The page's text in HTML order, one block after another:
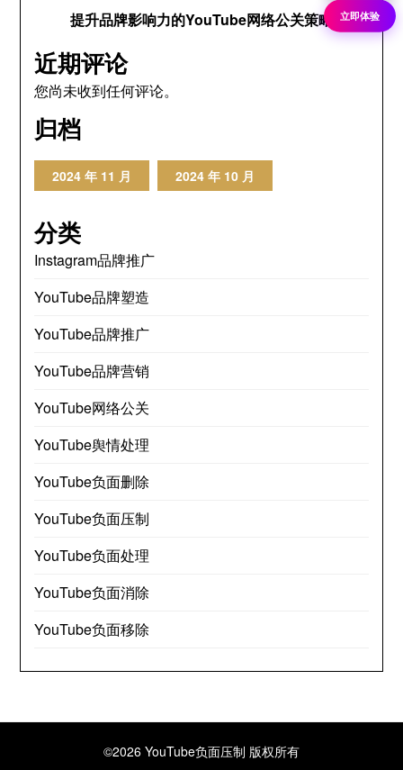
提升品牌影响力的YouTube网络公关策略
近期评论
您尚未收到任何评论。
归档
2024 年 11 月 2024 年 10 月
分类
Instagram品牌推广
YouTube品牌塑造
YouTube品牌推广
YouTube品牌营销
YouTube网络公关
YouTube舆情处理
YouTube负面删除
YouTube负面压制
YouTube负面处理
YouTube负面消除
YouTube负面移除
©2026 YouTube负面压制 版权所有
立即体验